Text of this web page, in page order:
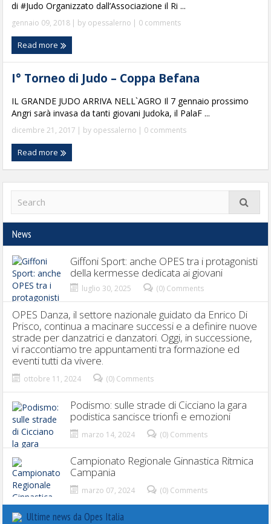
di #Judo Organizzato dall’Associazione il Ri ...
gennaio 09, 2018 | by opessalerno | 0 comments
Read more
I° Torneo di Judo – Coppa Befana
IL GRANDE JUDO ARRIVA NELL`AGRO Il 7 gennaio prossimo
Angri sarà invasa da tanti giovani Judoka, il PalaF ...
dicembre 21, 2017 | by opessalerno | 0 comments
Read more
News
Giffoni Sport: anche OPES tra i protagonisti
della kermesse dedicata ai giovani
luglio 30, 2025 (0) Comments
OPES Danza, il settore nazionale guidato da Enrico Di
Prisco, continua a macinare successi e a definire nuove
strade per danzatrici e danzatori. Oggi, in successione,
vi raccontiamo tre appuntamenti tra formazione ed
eventi tutti da vivere.
ottobre 11, 2024 (0) Comments
Podismo: sulle strade di Cicciano la gara
podistica sancisce trionfi e emozioni
marzo 14, 2024 (0) Comments
Campionato Regionale Ginnastica Ritmica
Campania
marzo 07, 2024 (0) Comments
Ultime news da Opes Italia